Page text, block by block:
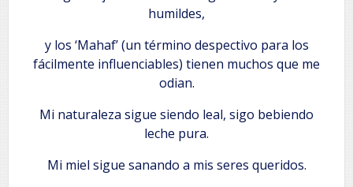
humildes,
y los ‘Mahaf’ (un término despectivo para los
fácilmente influenciables) tienen muchos que me
odian.
Mi naturaleza sigue siendo leal, sigo bebiendo
leche pura.
Mi miel sigue sanando a mis seres queridos.